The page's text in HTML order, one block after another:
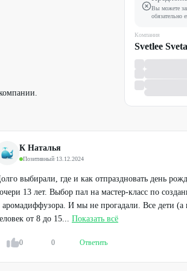
Вы можете
обязательно
Компания
Svetlee Sveta
К Наталья
Позитивный·13.12.2024
выбирали, где и как отпраздновать день
13 лет. Выбор пал на мастер-класс по
аромадиффузора. И мы не прогадали. Все дети (а
от 8 до 15... Показать всё
0 0 Ответить